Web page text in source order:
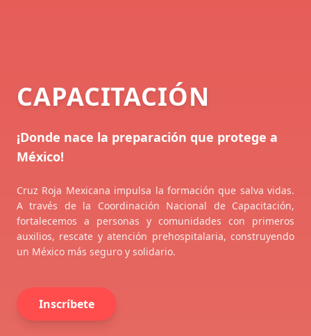
CAPACITACIÓN
¡Donde nace la preparación que protege a
México!
Cruz Roja Mexicana impulsa la formación que salva vidas.
A través de la Coordinación Nacional de Capacitación,
fortalecemos a personas y comunidades con primeros
auxilios, rescate y atención prehospitalaria, construyendo
un México más seguro y solidario.
Inscríbete